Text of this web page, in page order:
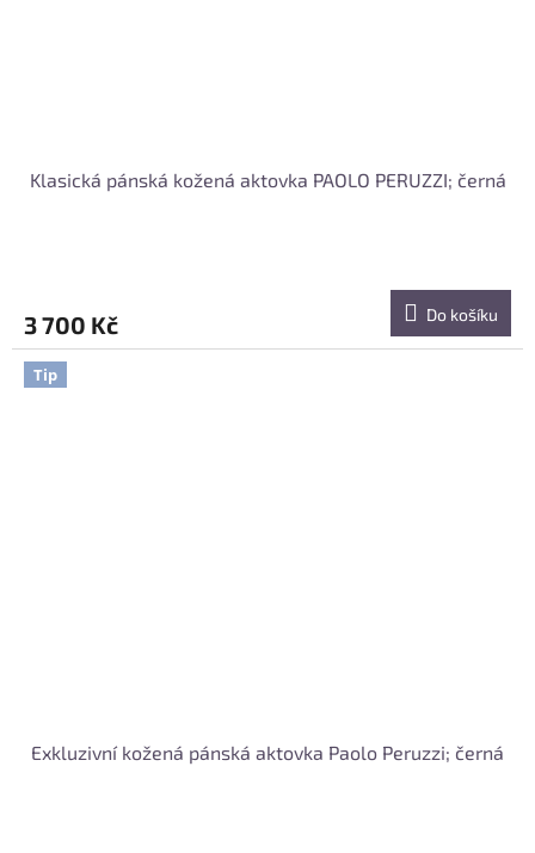
Klasická pánská kožená aktovka PAOLO PERUZZI; černá
3 700 Kč Do košíku
Tip
Exkluzivní kožená pánská aktovka Paolo Peruzzi; černá